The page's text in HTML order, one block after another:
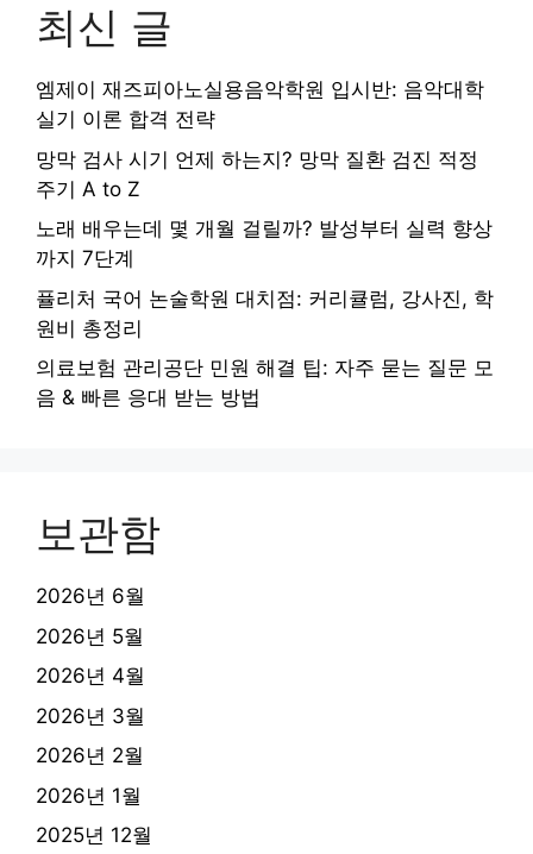
최신 글
엠제이 재즈피아노실용음악학원 입시반: 음악대학
실기 이론 합격 전략
망막 검사 시기 언제 하는지? 망막 질환 검진 적정
주기 A to Z
노래 배우는데 몇 개월 걸릴까? 발성부터 실력 향상
까지 7단계
퓰리처 국어 논술학원 대치점: 커리큘럼, 강사진, 학
원비 총정리
의료보험 관리공단 민원 해결 팁: 자주 묻는 질문 모
음 & 빠른 응대 받는 방법
보관함
2026년 6월
2026년 5월
2026년 4월
2026년 3월
2026년 2월
2026년 1월
2025년 12월